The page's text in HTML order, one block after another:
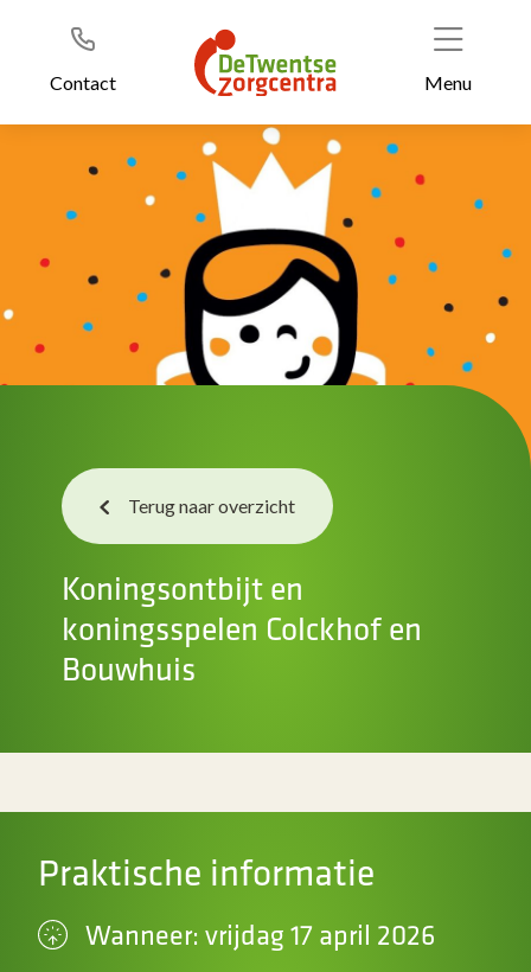
Header
Contact Menu
Terug naar overzicht
Koningsontbijt en
koningsspelen Colckhof en
Bouwhuis
Praktische informatie
Wanneer: vrijdag 17 april 2026